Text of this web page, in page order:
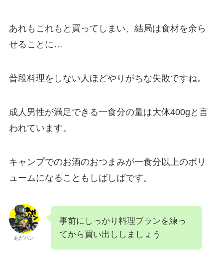
あれもこれもと買ってしまい、結局は食材を余ら
せることに…
普段料理をしない人ほどやりがちな失敗ですね。
成人男性が満足できる一食分の量は大体400gと言
われています。
キャンプでのお酒のおつまみが一食分以上のボリ
ュームになることもしばしばです。
あだハン
事前にしっかり料理プランを練っ
てから買い出ししましょう